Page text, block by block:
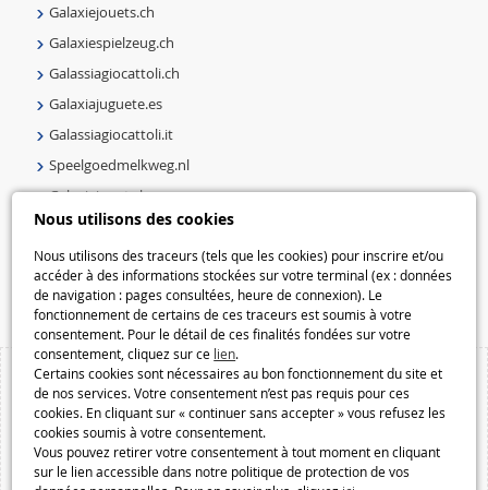
Nous utilisons des cookies
Nous utilisons des traceurs (tels que les cookies) pour inscrire et/ou
accéder à des informations stockées sur votre terminal (ex : données
de navigation : pages consultées, heure de connexion). Le
fonctionnement de certains de ces traceurs est soumis à votre
consentement. Pour le détail de ces finalités fondées sur votre
consentement, cliquez sur ce lien.
Certains cookies sont nécessaires au bon fonctionnement du site et
de nos services. Votre consentement n’est pas requis pour ces
cookies. En cliquant sur « continuer sans accepter » vous refusez les
cookies soumis à votre consentement.
Vous pouvez retirer votre consentement à tout moment en cliquant
sur le lien accessible dans notre politique de protection de vos
Galaxiejouets.ch
Galaxiespielzeug.ch
Galassiagiocattoli.ch
Galaxiajuguete.es
Galassiagiocattoli.it
Speelgoedmelkweg.nl
Galaxiejouets.be
Galaxiespielzeug.be
Speelgoedmelkweg.be
Macway.com